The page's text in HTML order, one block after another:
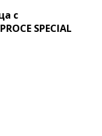
с
SPECIAL